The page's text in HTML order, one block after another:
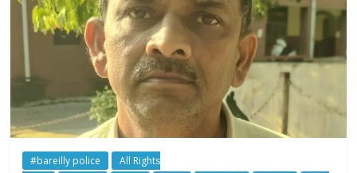
#bareilly police
All Rights